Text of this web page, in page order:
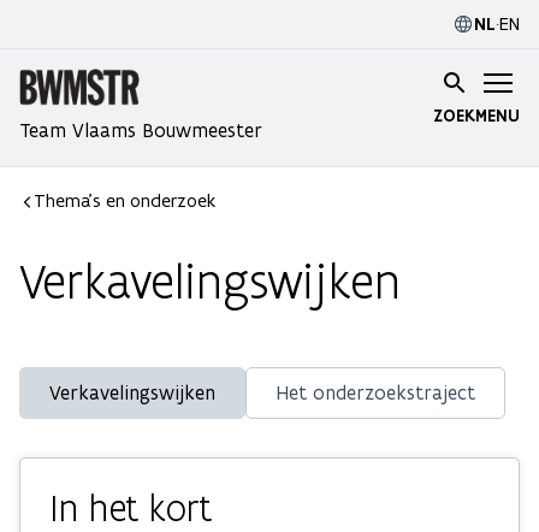
NL·EN
Team Vlaams Bouwmeester
ZOEKMENU
Thema's en onderzoek
Verkavelingswijken
Verkavelingswijken Het onderzoekstraject
In het kort